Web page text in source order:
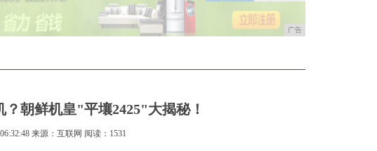
广告
朝鲜机皇"平壤2425"大揭秘！
来源：互联网 阅读：1531